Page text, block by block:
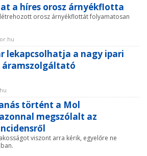
a híres orosz árnyékflotta
orosz árnyékflottát folyamatosan
lekapcsolhatja a nagy ipari
történt a Mol
megszólalt az
viszont arra kérik, egyelőre ne